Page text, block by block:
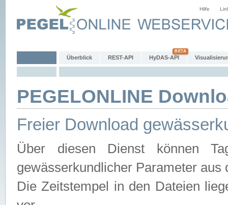
Hilfe
Überblick REST-API HyDAS-API
PEGELONLINE
Freier Download
Über diesen Dienst können
gewässerkundlicher Parameter aus
Die Zeitstempel in den Dateien